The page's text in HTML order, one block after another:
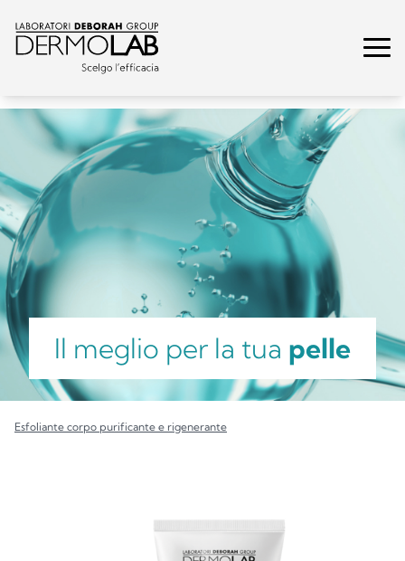
Il meglio per la tua pelle
Esfoliante corpo purificante e rigenerante